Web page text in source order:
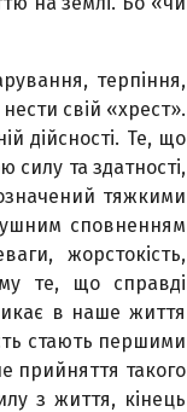
терпіння,
свій «хрест».
дійсності. Те, що
силу та здатності,
тяжкими
сповненням
жорстокість,
те, що справді
в наше життя
стають першими
прийняття такого
з життя, кінець